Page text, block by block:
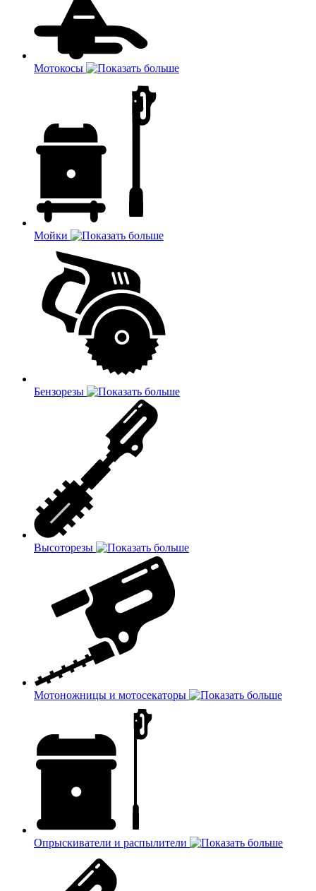
Мотокосы
Мойки
Бензорезы
Высоторезы
Мотоножницы и мотосекаторы
Опрыскиватели и распылители